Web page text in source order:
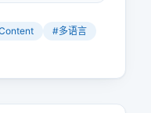
钮文案写在CSS
文件即可。
#多语言